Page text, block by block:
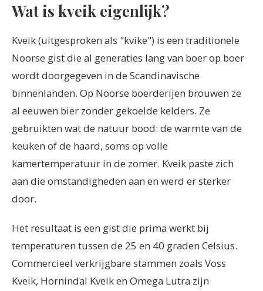
Wat is kveik eigenlijk?
Kveik (uitgesproken als "kvike") is een traditionele
Noorse gist die al generaties lang van boer op boer
wordt doorgegeven in de Scandinavische
binnenlanden. Op Noorse boerderijen brouwen ze
al eeuwen bier zonder gekoelde kelders. Ze
gebruikten wat de natuur bood: de warmte van de
keuken of de haard, soms op volle
kamertemperatuur in de zomer. Kveik paste zich
aan die omstandigheden aan en werd er sterker
door.
Het resultaat is een gist die prima werkt bij
temperaturen tussen de 25 en 40 graden Celsius.
Commercieel verkrijgbare stammen zoals Voss
Kveik, Hornindal Kveik en Omega Lutra zijn